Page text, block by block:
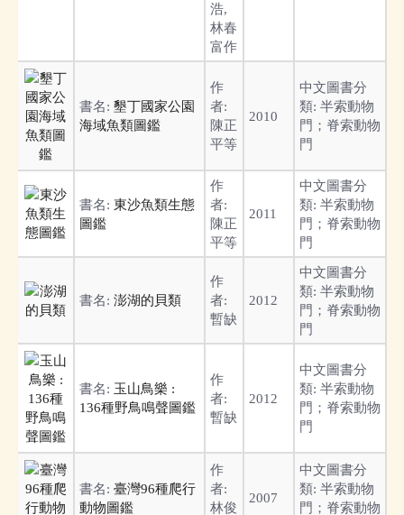
浩,
林春
富作
書名: 墾丁國家公園
海域魚類圖鑑
作
者:
陳正
平等
2010
中文圖書分
類: 半索動物
門；脊索動物
門
書名: 東沙魚類生態
圖鑑
作
者:
陳正
平等
2011
中文圖書分
類: 半索動物
門；脊索動物
門
書名: 澎湖的貝類
作
者:
暫缺
2012
中文圖書分
類: 半索動物
門；脊索動物
門
書名: 玉山鳥樂 :
136種野鳥鳴聲圖鑑
作
者:
暫缺
2012
中文圖書分
類: 半索動物
門；脊索動物
門
書名: 臺灣96種爬行
動物圖鑑
作
者:
林俊
2007
中文圖書分
類: 半索動物
門；脊索動物